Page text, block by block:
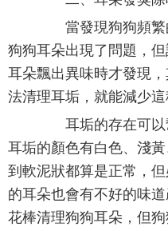
當發現狗狗頻繁
狗狗耳朵出現了問題，
耳朵飄出異味時才發現
法清理耳垢，就能減少這
耳垢的存在可以
耳垢的顏色有白色、淺
到軟泥狀都算是正常，
的耳朵也會有不好的味
花棒清理狗狗耳朵，但